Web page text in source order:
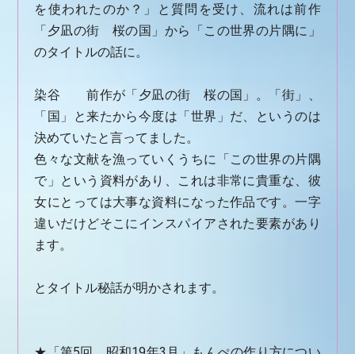
を使われたのか？」と質問を受け、流れは前作
「夕凪の街 桜の国」から「この世界の片隅に」
のタイトルの話に。
染谷 前作が「夕凪の街 桜の国」。「街」、
「国」と来たから今度は「世界」だ、というのは
決めていたと言ってました。
色々な文献を漁っていくうちに「この世界の片隅
で」という資料があり、これは非常に貴重な、彼
女にとっては大事な資料になった作品です。一字
違いだけどそこにインスパイアされた要素があり
ます。
とタイトル秘話が明かされます。